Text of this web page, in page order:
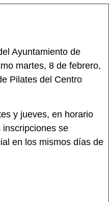
Ayuntamiento de
martes, 8 de febrero,
Pilates del Centro
y jueves, en horario
se
en los mismos días de